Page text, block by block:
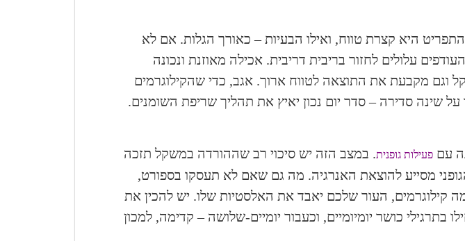
היא קצרת טווח, ואילו הבעיות – כאורך הגלות. אם לא
עלולים לחזור בריבית דריבית. אכילה מאוזנת ונכונה
וגם מקבעת את התוצאה לטווח ארוך. אגב, כדי שהקילוגרמים
שינה סדירה – סדר יום נכון יאיץ את תהליך שריפת השומנים.
עם פעילות גופנית. במצב הזה יש סיכוי רב שההורדה במשקל תזכה
מסייע להוצאת האנרגיה. מה גם שאם לא תעסקו בספורט,
קילוגרמים, העור שלכם יאבד את האלסטיות שלו. יש להכין את
בתרגילי כושר יומיומיים, וכעבור יומיים-שלושה – קדימה, למכון